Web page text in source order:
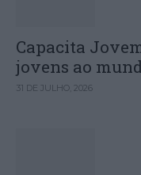
Capacita
jovens ao
31 DE JULHO, 2026